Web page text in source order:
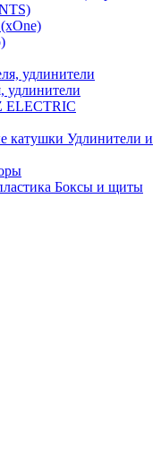
удлинители
ELECTRIC
Удлинители и
Боксы и щиты